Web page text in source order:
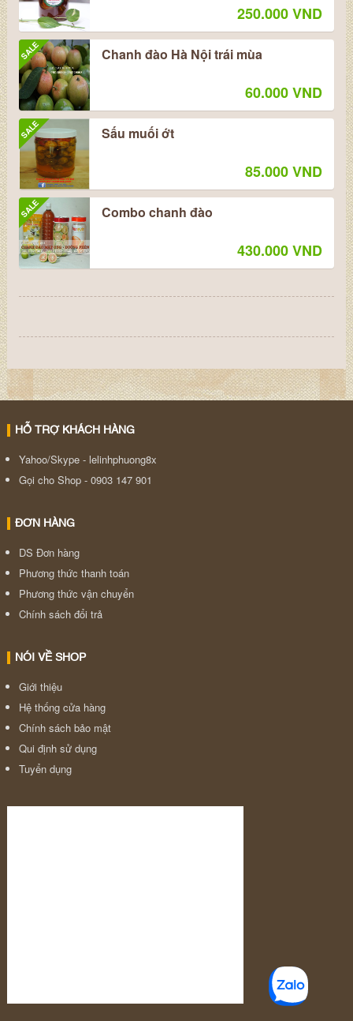
250.000 VND
SALE Chanh đào Hà Nội trái mùa
60.000 VND
SALE Sấu muối ớt
85.000 VND
SALE Combo chanh đào
430.000 VND
HỖ TRỢ KHÁCH HÀNG
Yahoo/Skype - lelinhphuong8x
Gọi cho Shop - 0903 147 901
ĐƠN HÀNG
DS Đơn hàng
Phương thức thanh toán
Phương thức vận chuyển
Chính sách đổi trả
NÓI VỀ SHOP
Giới thiệu
Hệ thống cửa hàng
Chính sách bảo mật
Qui định sử dụng
Tuyển dụng